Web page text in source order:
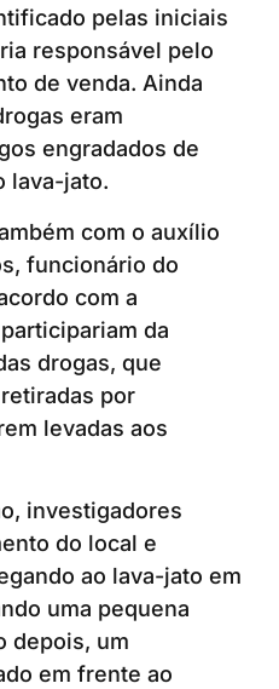
pelas iniciais
responsável pelo
de venda. Ainda
eram
engradados de
lava-jato.
com o auxílio
funcionário do
com a
da
drogas, que
por
levadas aos
investigadores
do local e
ao lava-jato em
uma pequena
depois, um
em frente ao